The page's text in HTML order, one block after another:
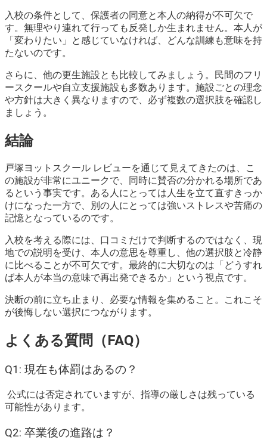
入校の条件として、保護者の同意と本人の納得が不可欠で
す。無理やり連れて行っても反発しか生まれません。本人が
「変わりたい」と感じていなければ、どんな訓練も意味を持
たないのです。
さらに、他の更生施設とも比較してみましょう。民間のフリ
ースクールや自立支援施設も多数あります。施設ごとの理念
や方針は大きく異なりますので、必ず複数の選択肢を確認し
ましょう。
結論
戸塚ヨットスクール レビューを通じて見えてきたのは、こ
の施設が非常にユニークで、同時に賛否の分かれる場所であ
るという事実です。ある人にとっては人生を立て直すきっか
けになった一方で、別の人にとっては強いストレスや苦痛の
記憶となっているのです。
入校を考える際には、口コミだけで判断するのではなく、現
地での説明を受け、本人の意思を尊重し、他の選択肢と冷静
に比べることが不可欠です。最終的に大切なのは「どうすれ
ば本人が本当の意味で再出発できるか」という視点です。
決断の前に立ち止まり、必要な情報を集めること。これこそ
が後悔しない選択につながります。
よくある質問（FAQ）
Q1: 現在も体罰はあるの？
公式には否定されていますが、指導の厳しさは残っている
可能性があります。
Q2: 卒業後の進路は？